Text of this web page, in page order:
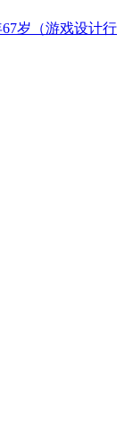
67岁（游戏设计行